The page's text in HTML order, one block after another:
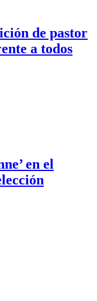
de pastor
a todos
en el